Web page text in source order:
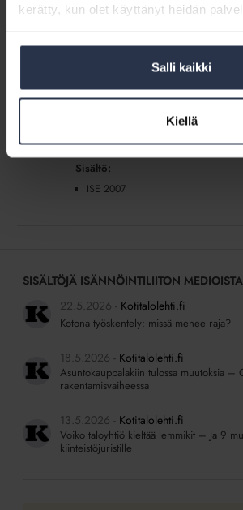
kerätty, kun olet käyttänyt heidän
Salli kaikki
Kiellä
Isännöintipalvelujen
sopimusehdot
2007
(lisäpalvelu)
Isännöintipalvelujen yleiset
LADATTAVAT JÄSENMATERIAALIT
Isännöintipalvelujen yleisiä
kiinteistöjohtamista koskevista
sopimuksissa, jollei ehdoista ole
Sisältö:
ISE 2007
SISÄLTÖJÄ ISÄNNÖINTILIITON MEDIOISTA
22.5.2026
Kotitalolehti.fi
Kotona työskentely: missä menee raja?
18.5.2026 Kotitalolehti.fi
Asuntokauppalakiin tulossa muutoksia –
rakentamisvaiheessa
13.5.2026 Kotitalolehti.fi
Voiko taloyhtiö kieltää lemmikit – Ja 9
kiinteistöjuristille